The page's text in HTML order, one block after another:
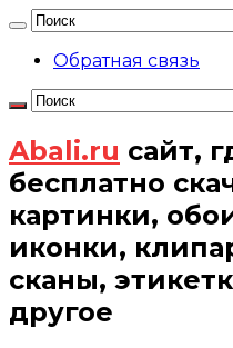
Обратная связь
Abali.ru сайт,
бесплатно
картинки,
иконки,
сканы,
другое